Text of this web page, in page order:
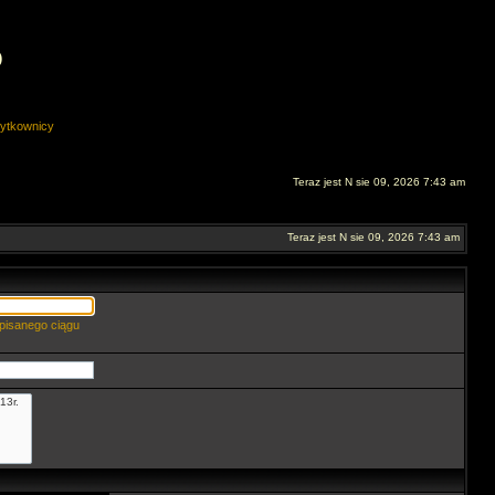
Teraz jest N sie 09, 2026 7:43 am
Teraz jest N sie 09, 2026 7:43 am
ciągu